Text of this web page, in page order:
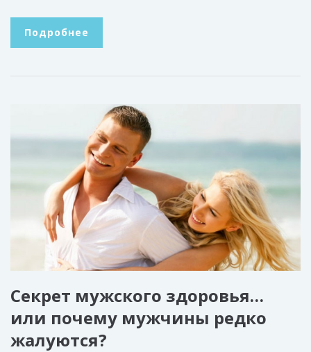
Подробнее
Секрет мужского здоровья…
или почему мужчины редко
жалуются?